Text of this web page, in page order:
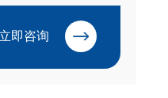
立即咨询